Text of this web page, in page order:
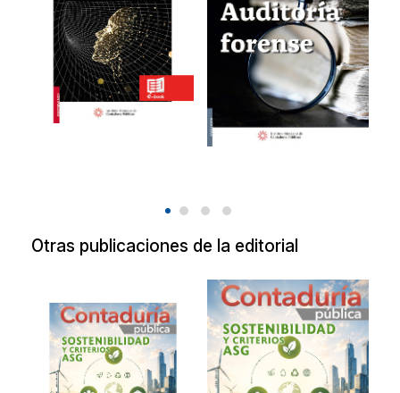
Un cuento
contable
Un cuento contable
2021
$349.00
Auditoría
forense
20180411
$217.00
Otras publicaciones de la editorial
Revista de
Contaduría
Pública Agosto
Revista de
Contaduría
Pública Agosto